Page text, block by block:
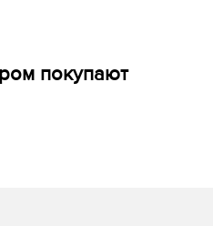
покупают